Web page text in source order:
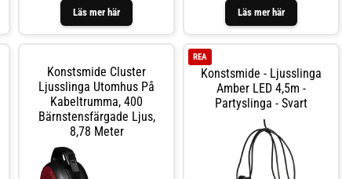
Läs mer här
med E27 sockel
Läs mer här
lång anslutningskabel vilket gör
slingan lättplacerad. Det går att
koppla på totalt 3 tilläggsslingor
Konstsmide Cluster
Ljusslinga Utomhus På
Kabeltrumma, 400
Bärnstensfärgade Ljus,
8,78 Meter
Konstsmide - Ljusslinga
Amber LED 4,5m -
Partyslinga - Svart
REA